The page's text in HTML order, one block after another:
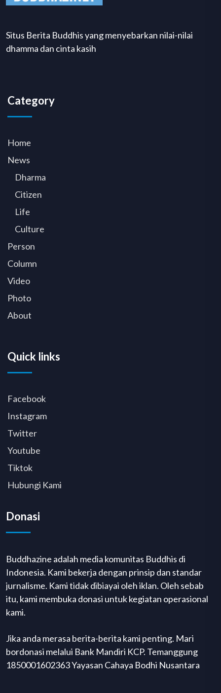
Situs Berita Buddhis yang menyebarkan nilai-nilai
dhamma dan cinta kasih
Category
Home
News
Dharma
Citizen
Life
Culture
Person
Column
Video
Photo
About
Quick links
Facebook
Instagram
Twitter
Youtube
Tiktok
Hubungi Kami
Donasi
Buddhazine adalah media komunitas Buddhis di
Indonesia. Kami bekerja dengan prinsip dan standar
jurnalisme. Kami tidak dibiayai oleh iklan. Oleh sebab
itu, kami membuka donasi untuk kegiatan operasional
kami.
Jika anda merasa berita-berita kami penting. Mari
bordonasi melalui Bank Mandiri KCP. Temanggung
1850001602363 Yayasan Cahaya Bodhi Nusantara